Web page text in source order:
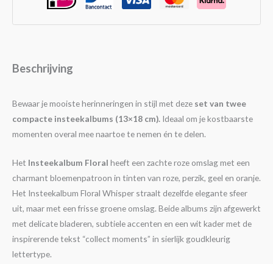
Beschrijving
Bewaar je mooiste herinneringen in stijl met deze set van twee
compacte insteekalbums (13×18 cm). Ideaal om je kostbaarste
momenten overal mee naartoe te nemen én te delen.
Het Insteekalbum Floral heeft een zachte roze omslag met een
charmant bloemenpatroon in tinten van roze, perzik, geel en oranje.
Het Insteekalbum Floral Whisper straalt dezelfde elegante sfeer
uit, maar met een frisse groene omslag. Beide albums zijn afgewerkt
met delicate bladeren, subtiele accenten en een wit kader met de
inspirerende tekst “collect moments” in sierlijk goudkleurig
lettertype.